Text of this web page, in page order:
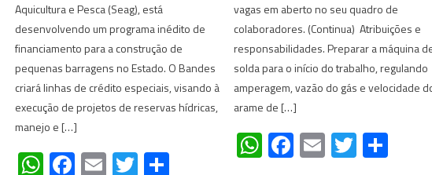
Aquicultura e Pesca (Seag), está
desenvolvendo um programa inédito de
financiamento para a construção de
pequenas barragens no Estado. O Bandes
criará linhas de crédito especiais, visando à
execução de projetos de reservas hídricas,
manejo e […]
WhatsApp
Facebook
EmailTwitter
Share
vagas em aberto no seu quadro de
colaboradores. (Continua) Atribuições e
responsabilidades. Preparar a máquina
solda para o início do trabalho, regulando
amperagem, vazão do gás e velocidade
arame de […]
WhatsApp
Facebook
Email